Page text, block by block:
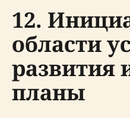
12.
области
развития
планы